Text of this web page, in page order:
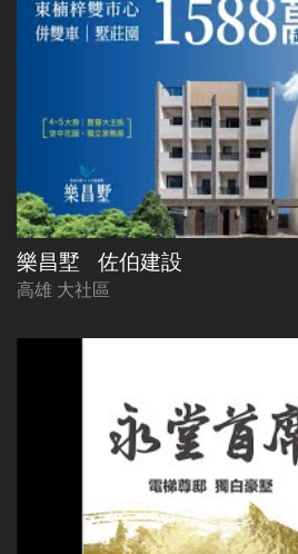
樂昌墅 佐伯建設
高雄 大社區